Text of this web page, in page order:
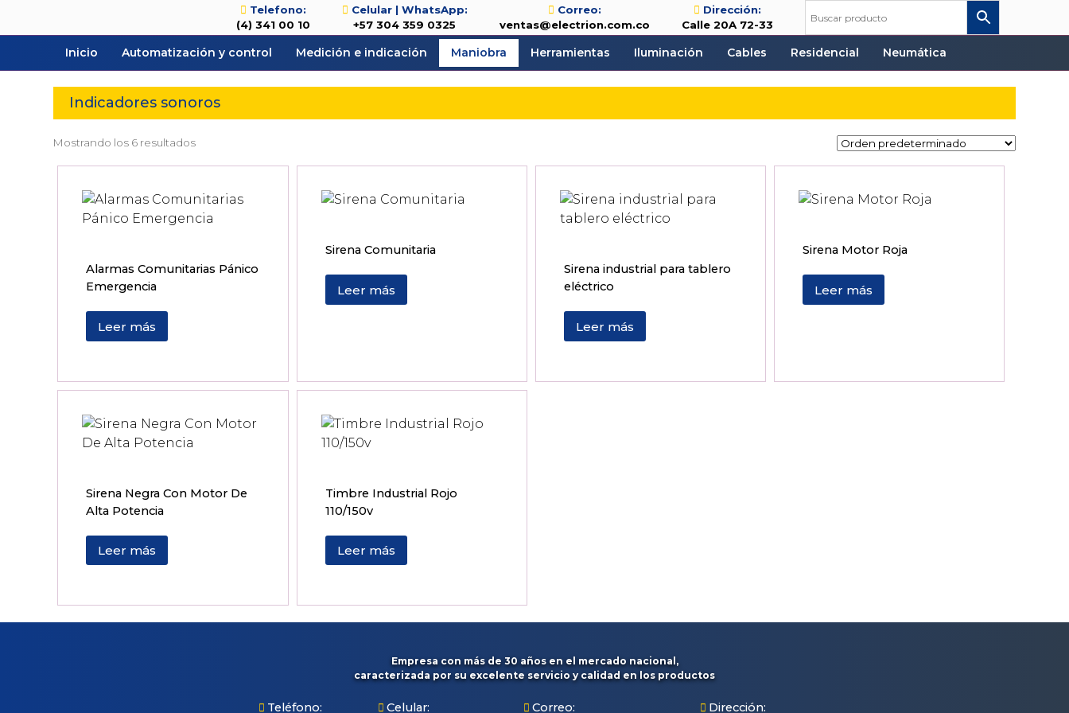
Telefono:
(4) 341 00 10
Celular | WhatsApp:
+57 304 359 0325
Correo:
ventas@electrion.com.co
Dirección:
Calle 20A 72-33
Inicio Automatización y control Medición e indicación Maniobra Herramientas Iluminación Cables Residencial Neumática
Indicadores sonoros
Mostrando los 6 resultados
Alarmas Comunitarias Pánico
Emergencia
Leer más
Sirena Comunitaria
Leer más
Sirena industrial para tablero
eléctrico
Leer más
Sirena Motor Roja
Leer más
Sirena Negra Con Motor De
Alta Potencia
Leer más
Timbre Industrial Rojo
110/150v
Leer más
Empresa con más de 30 años en el mercado nacional,
caracterizada por su excelente servicio y calidad en los productos
Teléfono: Celular: Correo: Dirección: